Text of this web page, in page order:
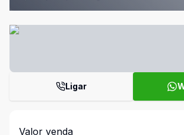
Ligar
Valor venda